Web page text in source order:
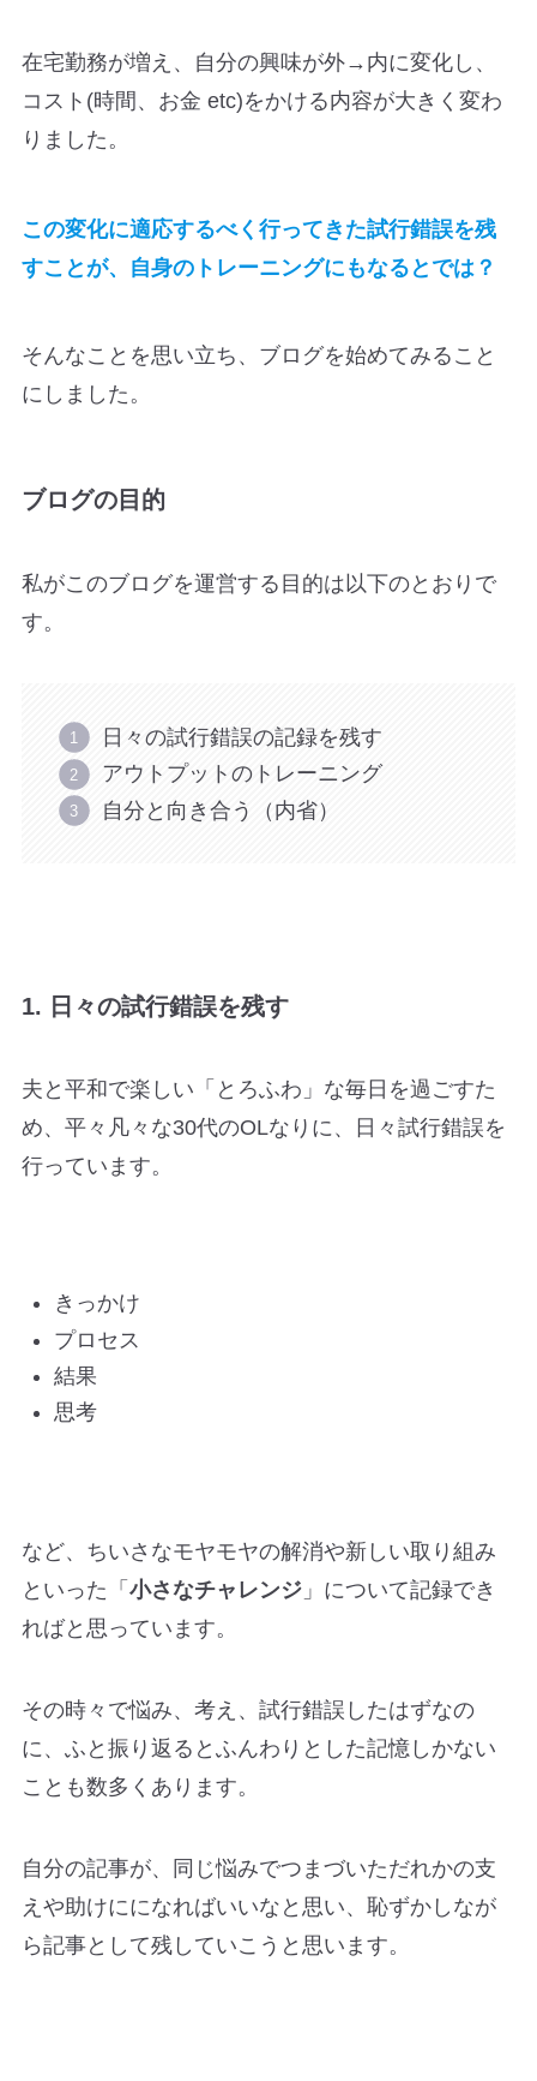
在宅勤務が増え、自分の興味が外→内に変化し、
コスト(時間、お金 etc)をかける内容が大きく変わ
りました。
この変化に適応するべく行ってきた試行錯誤を残
すことが、自身のトレーニングにもなるとでは？
そんなことを思い立ち、ブログを始めてみること
にしました。
ブログの目的
私がこのブログを運営する目的は以下のとおりで
す。
日々の試行錯誤の記録を残す
アウトプットのトレーニング
自分と向き合う（内省）
1. 日々の試行錯誤を残す
夫と平和で楽しい「とろふわ」な毎日を過ごすた
め、平々凡々な30代のOLなりに、日々試行錯誤を
行っています。
きっかけ
プロセス
結果
思考
など、ちいさなモヤモヤの解消や新しい取り組み
といった「 小さなチャレンジ」について記録でき
ればと思っています。
その時々で悩み、考え、試行錯誤したはずなの
に、ふと振り返るとふんわりとした記憶しかない
ことも数多くあります。
自分の記事が、同じ悩みでつまづいただれかの支
えや助けにになればいいなと思い、恥ずかしなが
ら記事として残していこうと思います。